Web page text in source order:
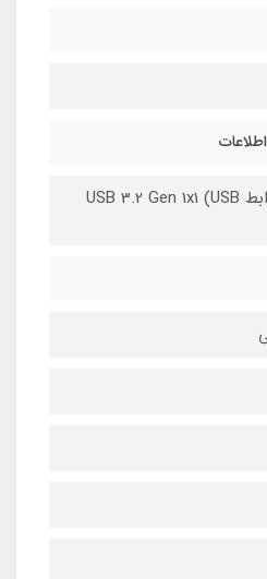
5 گیگابیت بر ثانیه با رابط USB 3.2 Gen 1x1 (USB